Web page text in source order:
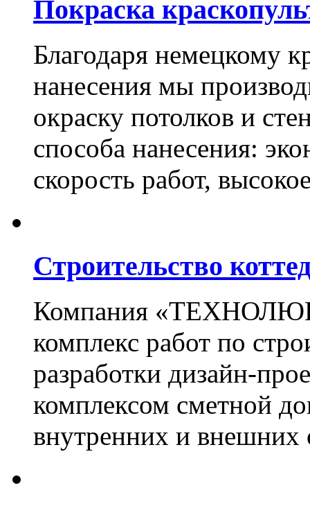
Покраска
Благодаря немецкому
нанесения мы
окраску потолков и
способа нанесения:
скорость работ,
Строительство
Компания
комплекс работ по
разработки дизайн-
комплексом сметной
внутренних и внешних